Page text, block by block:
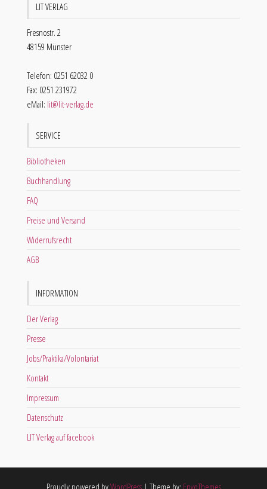
LIT VERLAG
Fresnostr. 2
48159 Münster
Telefon: 0251 62032 0
Fax: 0251 231972
eMail: lit@lit-verlag.de
SERVICE
Bibliotheken
Buchhandlung
FAQ
Preise und Versand
Widerrufsrecht
AGB
INFORMATION
Der Verlag
Presse
Jobs/Praktika/Volontariat
Kontakt
Impressum
Datenschutz
LIT Verlag auf facebook